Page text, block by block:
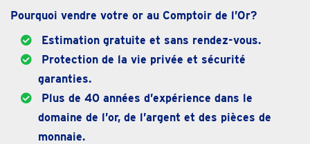
Pourquoi vendre votre or au Comptoir de l’Or?
Estimation gratuite et sans rendez-vous.
Protection de la vie privée et sécurité
garanties.
Plus de 40 années d’expérience dans le
domaine de l’or, de l’argent et des pièces de
monnaie.